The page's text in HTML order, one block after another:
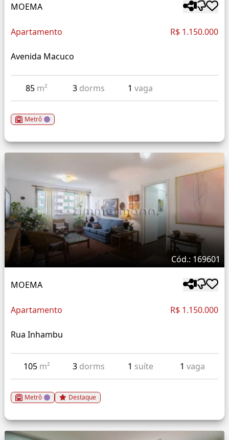
MOEMA
Apartamento R$ 1.150.000
Avenida Macuco
85 m² 3 dorms 1vaga
Metrô
Cód.: 169601
MOEMA
Apartamento R$ 1.150.000
Rua Inhambu
105 m² 3 dorms 1 suíte 1 vaga
Metrô Destaque